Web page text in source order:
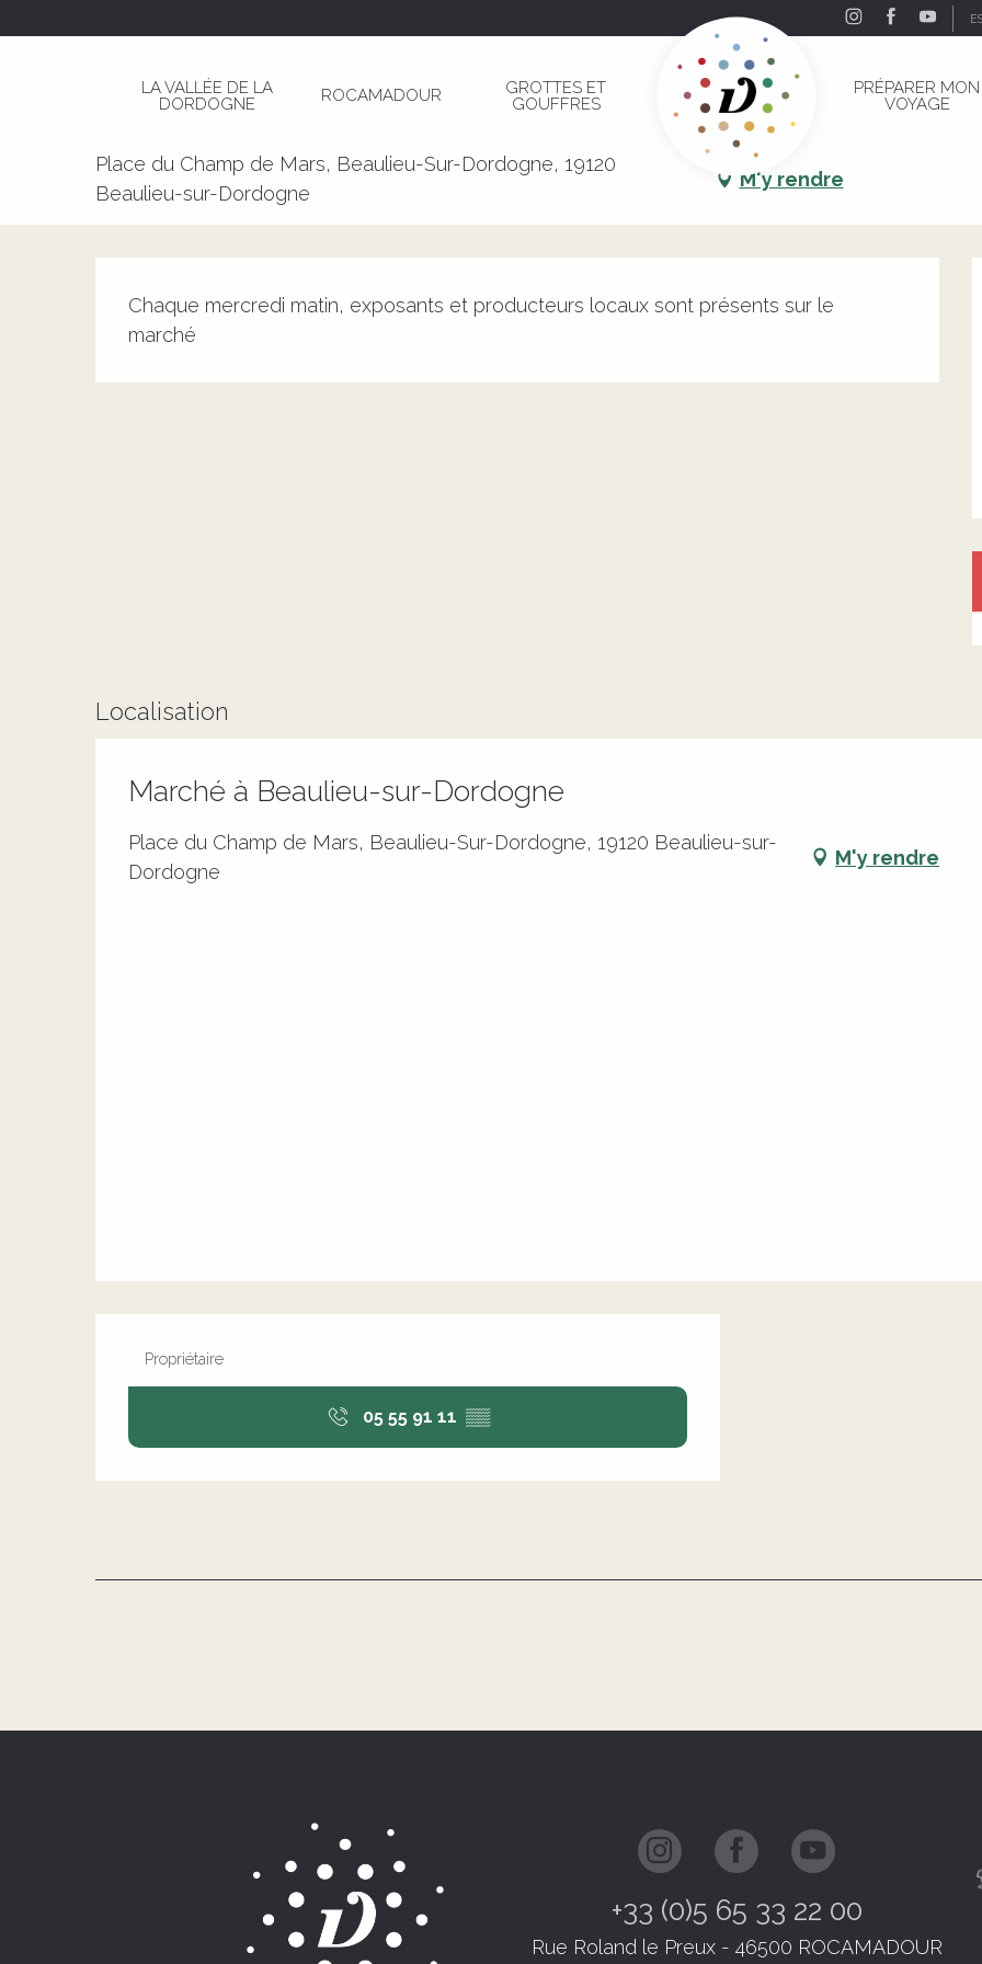
LA VALLÉE DE LA
DORDOGNE
ROCAMADOUR
GROTTES ET
GOUFFRES
PRÉPARER MON
VOYAGE
Marché à Beaulieu-sur-Dordogne
Place du Champ de Mars, Beaulieu-Sur-Dordogne, 19120
Beaulieu-sur-Dordogne
M'y rendre
Chaque mercredi matin, exposants et producteurs locaux sont présents sur le
marché
Localisation
Marché à Beaulieu-sur-Dordogne
Place du Champ de Mars, Beaulieu-Sur-Dordogne, 19120 Beaulieu-sur-
Dordogne
M'y rendre
Propriétaire
05 55 91 11 ▒▒
+33 (0)5 65 33 22 00
Rue Roland le Preux - 46500 ROCAMADOUR